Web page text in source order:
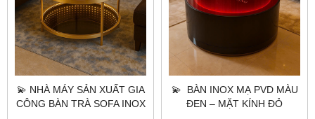
💫 NHÀ MÁY SẢN XUẤT GIA
CÔNG BÀN TRÀ SOFA INOX
💫 BÀN INOX MẠ PVD MÀU
ĐEN – MẶT KÍNH ĐỎ